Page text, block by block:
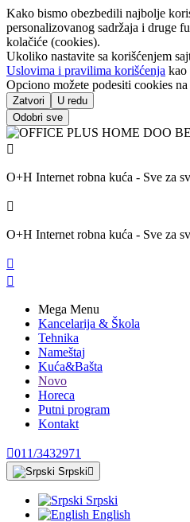
Kako bismo obezbedili najbolje
personalizovanog sadržaja i druge
kolačiće (cookies).
Ukoliko nastavite sa korišćenjem
Uslovima i pravilima korišćenja kao
Opciono možete podesiti cookies
Zatvori
U redu
Odobri sve

O+H Internet robna kuća - Sve za

O+H Internet robna kuća - Sve za


Mega Menu
Kancelarija & Škola
Tehnika
Nameštaj
Kuća&Bašta
Novo
Horeca
Putni program
Kontakt
011/3432971
Srpski 
Srpski
English